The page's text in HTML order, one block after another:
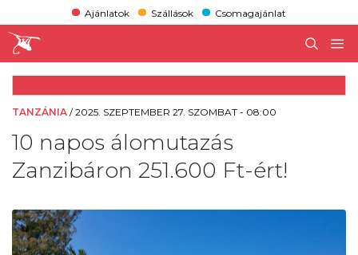
Ajánlatok Szállások Csomagajánlat
TANZÁNIA /2025. SZEPTEMBER 27. SZOMBAT - 08:00
10 napos álomutazás
Zanzibáron 251.600 Ft-ért!